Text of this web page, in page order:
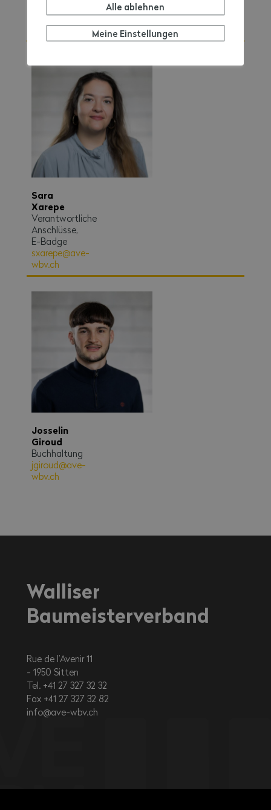
pbk@ave-
wbv.ch
Sara
Xarepe
Verantwortliche
Anschlüsse,
E-Badge
sxarepe@ave-
wbv.ch
Josselin
Giroud
Buchhaltung
jgiroud@ave-
wbv.ch
Walliser
Baumeisterverband
Rue de l’Avenir 11
1950 Sitten
Tel. +41 27 327 32 32
Fax +41 27 327 32 82
info@ave-wbv.ch
Alle ablehnen
Meine Einstellungen